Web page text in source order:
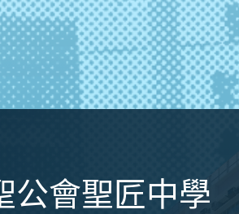
公會聖匠中學